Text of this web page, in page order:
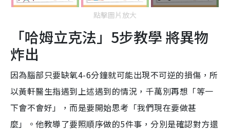
點擊圖片放大
「哈姆立克法」5步教學 將異物
炸出
因為腦部只要缺氧4-6分鐘就可能出現不可逆的損傷，所
以黃軒醫生指遇到上述遇到的情況，千萬別再想「等一
下會不會好」，而是要開始思考「我們現在要做甚
麼」。他教導了要照順序做的5件事，分別是確認對方還